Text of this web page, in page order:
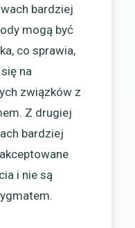
bardziej
mogą być
co sprawia,
na
związków z
Z drugiej
bardziej
i nie są